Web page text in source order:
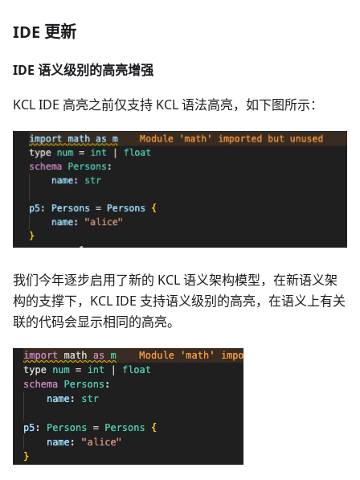
IDE 更新
IDE 语义级别的高亮增强
KCL IDE 高亮之前仅支持 KCL 语法高亮，如下图所示：
我们今年逐步启用了新的 KCL 语义架构模型，在新语义架
构的支撑下，KCL IDE 支持语义级别的高亮，在语义上有关
联的代码会显示相同的高亮。